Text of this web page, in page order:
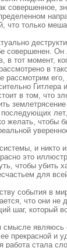
совершенное,
только
совершенен.
тот момент,
в
рассмотрим
Гитлера
в том, что
чтобы
и никто
это
чтобы убить
для
события в
что они
шаг, который
прекрасной и
работа стала